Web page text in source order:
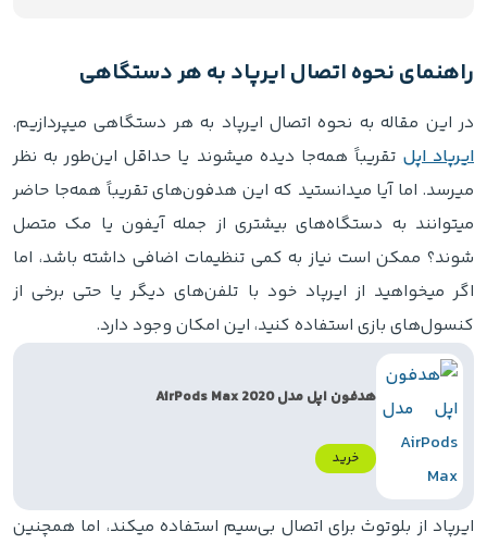
راهنمای نحوه اتصال ایرپاد به هر دستگاهی
در این مقاله به نحوه اتصال ایرپاد به هر دستگاهی میپردازیم.
ایرپاد اپل تقریباً همه‌جا دیده میشوند یا حداقل این‌طور به نظر
میرسد. اما آیا میدانستید که این هدفون‌های تقریباً همه‌جا حاضر
میتوانند به دستگاه‌های بیشتری از جمله آیفون یا مک متصل
شوند؟ ممکن است نیاز به کمی تنظیمات اضافی داشته باشد، اما
اگر میخواهید از ایرپاد خود با تلفن‌های دیگر یا حتی برخی از
کنسول‌های بازی استفاده کنید، این امکان وجود دارد.
هدفون اپل مدل AirPods Max 2020
خرید
ایرپاد از بلوتوث برای اتصال بی‌سیم استفاده میکند، اما همچنین